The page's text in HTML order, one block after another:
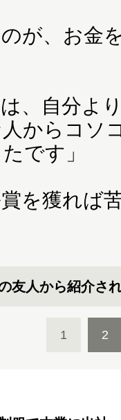
が、お金
は、自分よ
からコソ
です」
を獲れば
友人から紹介さ
1 2